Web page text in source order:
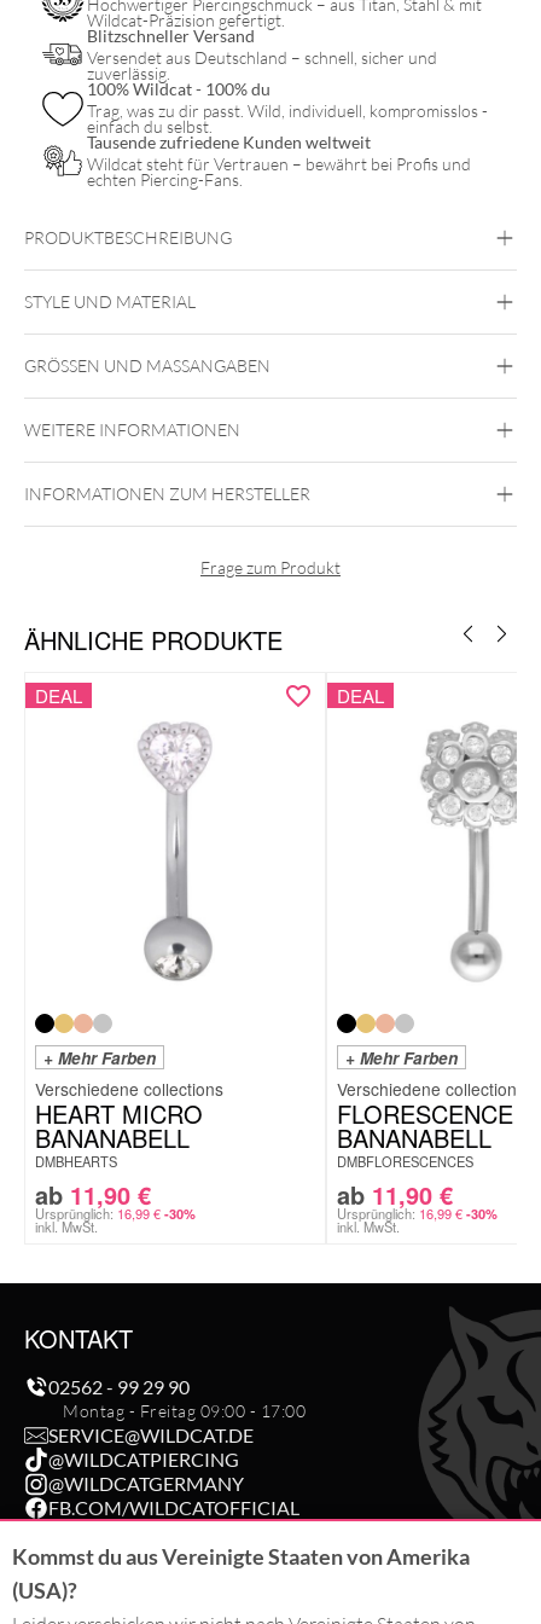
Hochwertiger Piercingschmuck – aus Titan, Stahl & mit
Wildcat-Präzision gefertigt.
Blitzschneller Versand
Versendet aus Deutschland – schnell, sicher und
zuverlässig.
100% Wildcat - 100% du
Trag, was zu dir passt. Wild, individuell, kompromisslos -
einfach du selbst.
Tausende zufriedene Kunden weltweit
Wildcat steht für Vertrauen – bewährt bei Profis und
echten Piercing-Fans.
PRODUKTBESCHREIBUNG
Micro Bananabells genau das Richtige für Dich! Durch die
vollkommener Brillanz.
STYLE UND MATERIAL
Rookpiercings aus Echtsilber
Rookpiercings in der Farbe Rosé Gold
Rookpiercings in der Farbe Silber
Augenbraue
Zirconline
Chirurgenstahl 316L Silber
GRÖSSEN UND MASSANGABEN
WEITERE INFORMATIONEN
INFORMATIONEN ZUM HERSTELLER
Frage zum Produkt
ÄHNLICHE PRODUKTE
DEAL
+ Mehr Farben
HEART MICRO
BANANABELL
DMBHEARTS
ab 11,90 €
Ursprünglich: 16,99€ -30%
inkl. MwSt.
DEAL
+ Mehr Farben
FLORESCENCE
BANANABELL
DMBFLORESCENCES
ab 11,90 €
Ursprünglich: 16,99€ -30%
inkl. MwSt.
KONTAKT
02562 - 99 29 90
Montag - Freitag 09:00 - 17:00
SERVICE@WILDCAT.DE
@WILDCATPIERCING
@WILDCATGERMANY
FB.COM/WILDCATOFFICIAL
BESTELLUNG WIDERRUFEN
Kommst du aus Vereinigte Staaten von Amerika
(USA)?